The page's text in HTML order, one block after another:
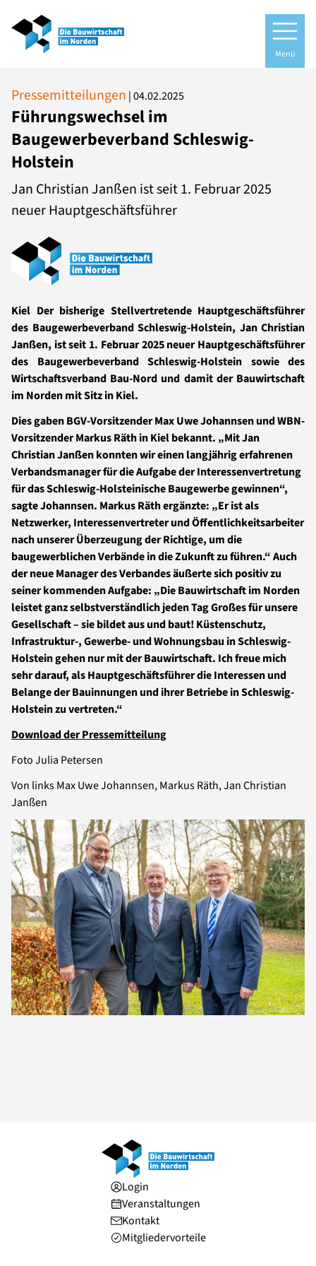
Menü
Pressemitteilungen |04.02.2025
Führungswechsel im
Baugewerbeverband Schleswig-
Holstein
Jan Christian Janßen ist seit 1. Februar 2025
neuer Hauptgeschäftsführer
Kiel Der bisherige Stellvertretende Hauptgeschäftsführer
des Baugewerbeverband Schleswig-Holstein, Jan Christian
Janßen, ist seit 1. Februar 2025 neuer Hauptgeschäftsführer
des Baugewerbeverband Schleswig-Holstein sowie des
Wirtschaftsverband Bau-Nord und damit der Bauwirtschaft
im Norden mit Sitz in Kiel.
Dies gaben BGV-Vorsitzender Max Uwe Johannsen und WBN-
Vorsitzender Markus Räth in Kiel bekannt. „Mit Jan
Christian Janßen konnten wir einen langjährig erfahrenen
Verbandsmanager für die Aufgabe der Interessenvertretung
für das Schleswig-Holsteinische Baugewerbe gewinnen“,
sagte Johannsen. Markus Räth ergänzte: „Er ist als
Netzwerker, Interessenvertreter und Öffentlichkeitsarbeiter
nach unserer Überzeugung der Richtige, um die
baugewerblichen Verbände in die Zukunft zu führen.“ Auch
der neue Manager des Verbandes äußerte sich positiv zu
seiner kommenden Aufgabe: „Die Bauwirtschaft im Norden
leistet ganz selbstverständlich jeden Tag Großes für unsere
Gesellschaft – sie bildet aus und baut! Küstenschutz,
Infrastruktur-, Gewerbe- und Wohnungsbau in Schleswig-
Holstein gehen nur mit der Bauwirtschaft. Ich freue mich
sehr darauf, als Hauptgeschäftsführer die Interessen und
Belange der Bauinnungen und ihrer Betriebe in Schleswig-
Holstein zu vertreten.“
Download der Pressemitteilung
Foto Julia Petersen
Von links Max Uwe Johannsen, Markus Räth, Jan Christian
Janßen
Login
Veranstaltungen
Kontakt
Mitgliedervorteile